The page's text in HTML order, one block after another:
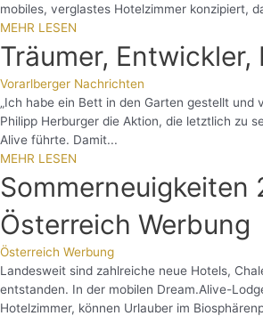
mobiles, verglastes Hotelzimmer konzipiert,
MEHR LESEN
Träumer, Entwickler,
Vorarlberger Nachrichten
„Ich habe ein Bett in den Garten gestellt und
Philipp Herburger die Aktion, die letztlich zu
Alive führte. Damit...
MEHR LESEN
Sommerneuigkeiten
Österreich Werbung
Österreich Werbung
Landesweit sind zahlreiche neue Hotels,
entstanden. In der mobilen Dream.Alive-
Hotelzimmer, können Urlauber im